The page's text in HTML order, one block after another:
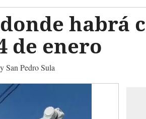
habrá
de enero
San Pedro Sula